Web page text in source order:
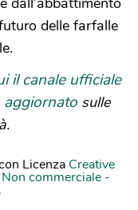
delle farfalle
il canale ufficiale
aggiornato sulle
Licenza Creative
commerciale -
.